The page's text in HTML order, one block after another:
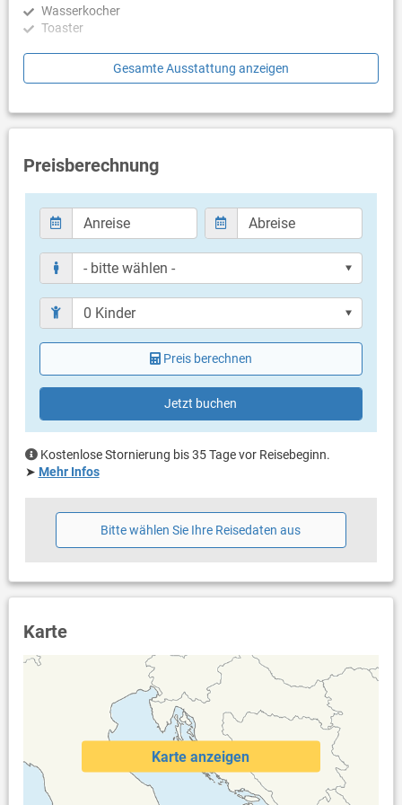
Wasserkocher
Toaster
Schlafzimmer
Schlafzimmer mit Doppelbett, Zugang zu Balkon/Terrasse
Badezimmer
eigene Terrasse
Terrassengröße: 15 m²
Weitere Informationen
Grill vorhanden
Privater Parkplatz auf dem Grundstück
Haustier nicht erlaubt
Heizung
Klimaanlage im Preis inklusive
Bettwäsche vorhanden
Handtücher vorhanden
Gesamte Ausstattung anzeigen
Preisberechnung
Preis berechnen
Jetzt buchen
Kostenlose Stornierung bis 35 Tage vor Reisebeginn.
➤ Mehr Infos
Bitte wählen Sie Ihre Reisedaten aus
Karte
Karte anzeigen